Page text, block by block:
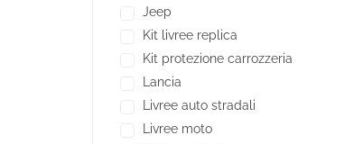
Jeep
Kit livree replica
Kit protezione carrozzeria
Lancia
Livree auto stradali
Livree moto